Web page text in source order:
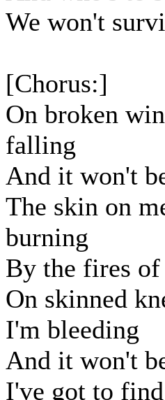
We won't
[Chorus:]
On broken
falling
And it won't
The skin on
burning
By the fires of
On skinned
I'm bleeding
And it won't
I've got to